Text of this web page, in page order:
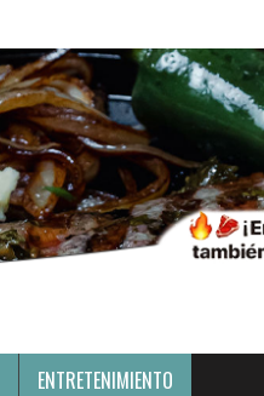
ENTRETENIMIENTO